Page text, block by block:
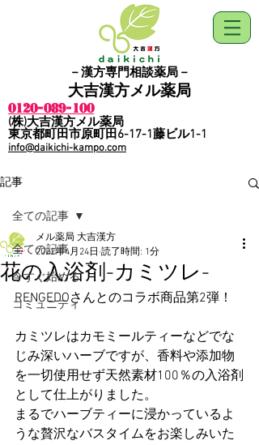
－漢方専門相談薬局－
​大吉漢方メル薬局
0120-089-100
​(株)大吉漢方メル薬局
​東京都町田市原町田6-17-1藤ビル1-1
info@daikichi-kampo.com
記事
全ての記事
今すぐ始める
コミュニティ
全ての記事
花の入浴剤-カミツレ-
メル薬局 大吉漢方
2022年4月24日 読了時間: 1分
RENGEDOさんとのコラボ商品第2弾！
カミツレはカモミールティーなどでな
じみ深いハーブですが、香料や添加物
を一切使用せず天然素材100％の入浴剤
として仕上がりました。
まるでハーブティーに浸かっているよ
うな贅沢なバスタイムをお楽しみいた